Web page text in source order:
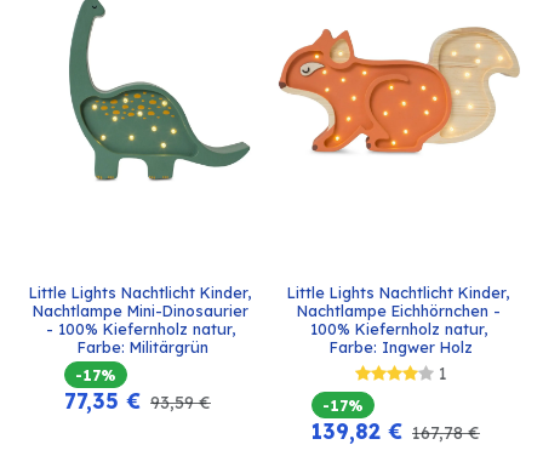
Little Lights Nachtlicht Kinder,
Nachtlampe Mini-Dinosaurier
- 100% Kiefernholz natur,
Farbe: Militärgrün
-17%
77,35 € 93,59€
Little Lights Nachtlicht Kinder,
Nachtlampe Eichhörnchen -
100% Kiefernholz natur,
Farbe: Ingwer Holz
1
-17%
139,82 € 167,78€